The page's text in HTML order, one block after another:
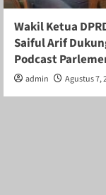
Wakil Ketua
Saiful Arif
Podcast
admin Agustus 7,